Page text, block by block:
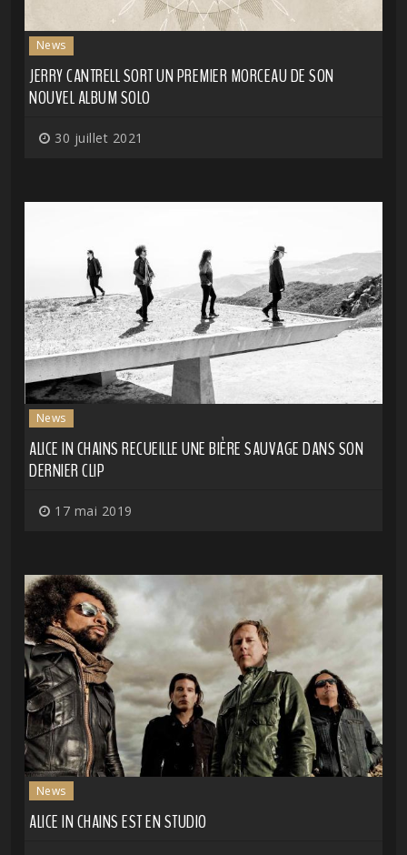
News
JERRY CANTRELL SORT UN PREMIER MORCEAU DE SON
NOUVEL ALBUM SOLO
30 juillet 2021
News
ALICE IN CHAINS RECUEILLE UNE BIÈRE SAUVAGE DANS SON
DERNIER CLIP
17 mai 2019
News
ALICE IN CHAINS EST EN STUDIO